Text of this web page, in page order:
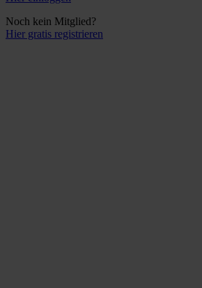
Noch kein Mitglied?
Hier gratis registrieren